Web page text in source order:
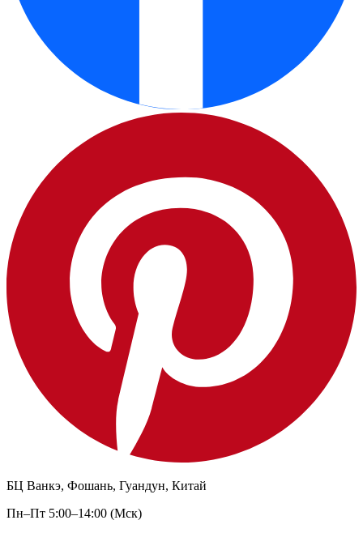
БЦ Ванкэ, Фошань, Гуандун, Китай
Пн–Пт 5:00–14:00 (Мск)